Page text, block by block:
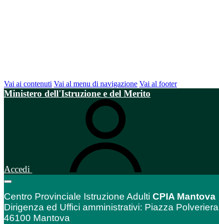
Vai ai contenuti Vai al menu di navigazione Vai al footer
Ministero dell'Istruzione e del Merito
Accedi
Centro Provinciale Istruzione Adulti CPIA Mantova
Dirigenza ed Uffici amministrativi: Piazza
46100 Mantova